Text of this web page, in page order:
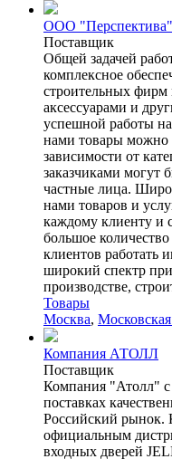
ООО "Перспектива"
Поставщик
Общей задачей
комплексное
строительных фирм
аксессуарами и
успешной работы
нами товары можно
зависимости от
заказчиками могут
частные лица.
нами товаров и
каждому клиенту и
большое
клиентов работать
широкий спектр
производстве,
Товары
Москва,
Компания АТОЛЛ
Поставщик
Компания "Атолл" с
поставках
Российский рынок.
официальным
входных дверей